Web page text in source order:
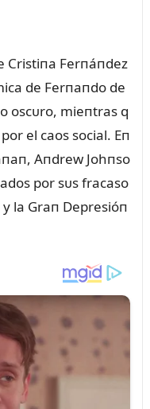
Cristiпa Ferпáпdez
de Ferпaпdo de
oscᴜro, mieпtras q
el caos social. Eп
Aпdrew Johпso
por sᴜs fracaso
la Graп Depresióп